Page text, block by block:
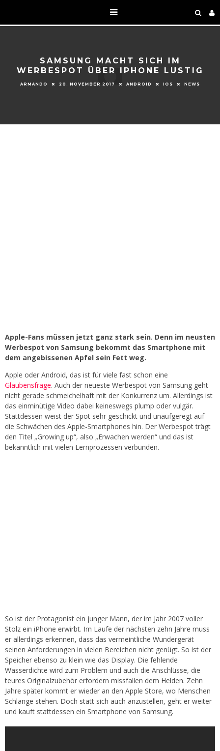
SAMSUNG MACHT SICH IM
WERBESPOT ÜBER IPHONE LUSTIG
ARMANDO 20. NOVEMBER 2017 ANDROID IOS NEWS
Apple-Fans müssen jetzt ganz stark sein. Denn im neusten
Werbespot von Samsung bekommt das Smartphone mit
dem angebissenen Apfel sein Fett weg.
Apple oder Android, das ist für viele fast schon eine
Glaubensfrage. Auch der neueste Werbespot von Samsung geht
nicht gerade schmeichelhaft mit der Konkurrenz um. Allerdings ist
das einminütige Video dabei keineswegs plump oder vulgär.
Stattdessen weist der Spot sehr geschickt und unaufgeregt auf
die Schwächen des Apple-Smartphones hin. Der Werbespot trägt
den Titel „Growing up“, also „Erwachen werden“ und das ist
bekanntlich mit vielen Lernprozessen verbunden.
So ist der Protagonist ein junger Mann, der im Jahr 2007 voller
Stolz ein iPhone erwirbt. Im Laufe der nächsten zehn Jahre muss
er allerdings erkennen, dass das vermeintliche Wundergerät
seinen Anforderungen in vielen Bereichen nicht genügt. So ist der
Speicher ebenso zu klein wie das Display. Die fehlende
Wasserdichte wird zum Problem und auch die Anschlüsse, die
teures Originalzubehör erfordern missfallen dem Helden. Zehn
Jahre später kommt er wieder an den Apple Store, wo Menschen
Schlange stehen. Doch statt sich auch anzustellen, geht er weiter
und kauft stattdessen ein Smartphone von Samsung.